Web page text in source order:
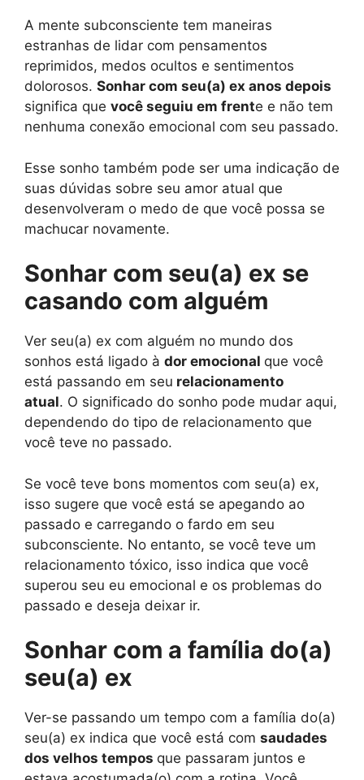
A mente subconsciente tem maneiras
estranhas de lidar com pensamentos
reprimidos, medos ocultos e sentimentos
dolorosos. Sonhar com seu(a) ex anos depois
significa que você seguiu em frente e não tem
nenhuma conexão emocional com seu passado.
Esse sonho também pode ser uma indicação de
suas dúvidas sobre seu amor atual que
desenvolveram o medo de que você possa se
machucar novamente.
Sonhar com seu(a) ex se
casando com alguém
Ver seu(a) ex com alguém no mundo dos
sonhos está ligado à dor emocional que você
está passando em seu relacionamento
atual. O significado do sonho pode mudar aqui,
dependendo do tipo de relacionamento que
você teve no passado.
Se você teve bons momentos com seu(a) ex,
isso sugere que você está se apegando ao
passado e carregando o fardo em seu
subconsciente. No entanto, se você teve um
relacionamento tóxico, isso indica que você
superou seu eu emocional e os problemas do
passado e deseja deixar ir.
Sonhar com a família do(a)
seu(a) ex
Ver-se passando um tempo com a família do(a)
seu(a) ex indica que você está com saudades
dos velhos tempos que passaram juntos e